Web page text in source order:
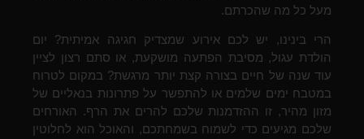
מעל כל מה שהכרתם.
הרי בינינו, יש לכם אירוע שמצדיק חגיגה אמיתית? יום
הולדת עגול, מסיבת הפתעה מושקעת, או סתם רצון לציין
עוד שנה של חיים בצורה קצת יותר מרגשת? במקום לטרוח
במטבח ימים שלמים או להתפשר על פתרונות בנאליים של
מזון מהיר, זו ההזדמנות שלכם להרים את הרף. האורחים
שלכם מגיעים כדי לשמוח בשמחתכם, והאוכל הוא לחלוטין